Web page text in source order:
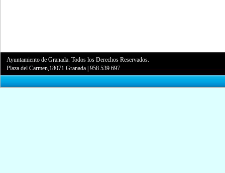
Ayuntamiento de Granada. Todos los Derechos Reservados.
Plaza del Carmen,18071 Granada |958 539 697